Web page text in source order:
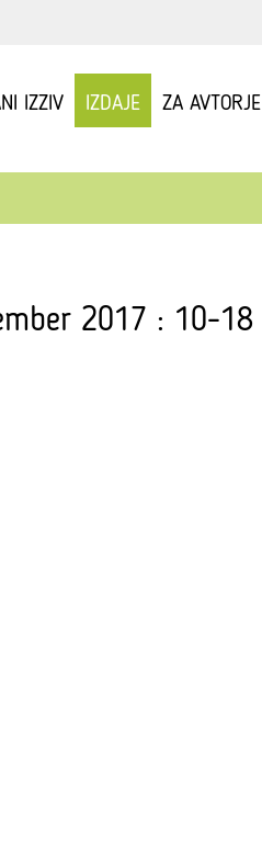
IZZIV IZDAJE ZA AVTORJE
2017 : 10-18